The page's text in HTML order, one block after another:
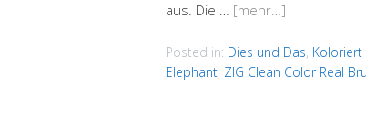
aus. Die … [mehr…]
Posted in: Dies und Das, Koloriert
Elephant, ZIG Clean Color Real